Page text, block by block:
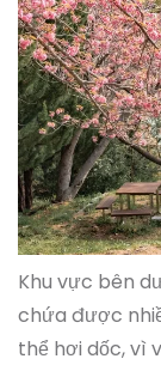
Khu vực bên
chứa được
thể hơi dốc, vì